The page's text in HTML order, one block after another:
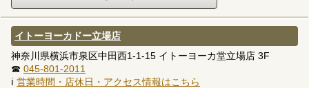
イトーヨーカドー立場店
神奈川県横浜市泉区中田西1-1-15 イトーヨーカ堂立場店 3F
☎ 045-801-2011
ℹ 営業時間・店休日・アクセス情報はこちら